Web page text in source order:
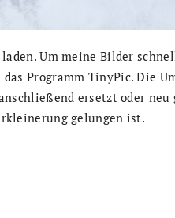
Um meine Bilder
Programm TinyPic. Die
ersetzt oder neu
gelungen ist.